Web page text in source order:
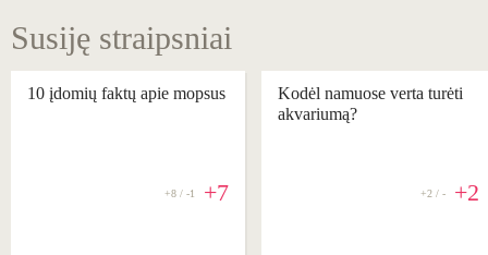
Susiję straipsniai
10 įdomių faktų apie mopsus
+8 / -1 +7
Kodėl namuose verta turėti
akvariumą?
+2 / - +2